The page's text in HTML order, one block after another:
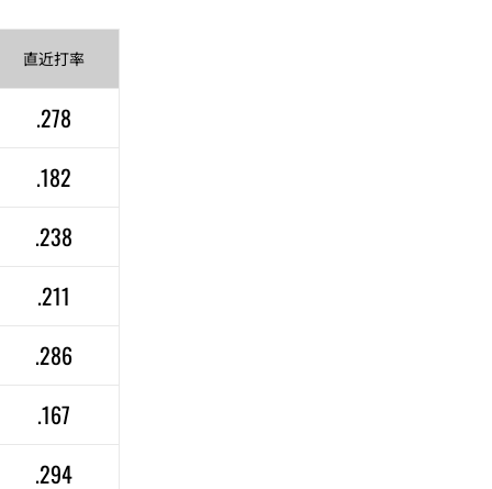
直近打率
.278
.182
.238
.211
.286
.167
.294